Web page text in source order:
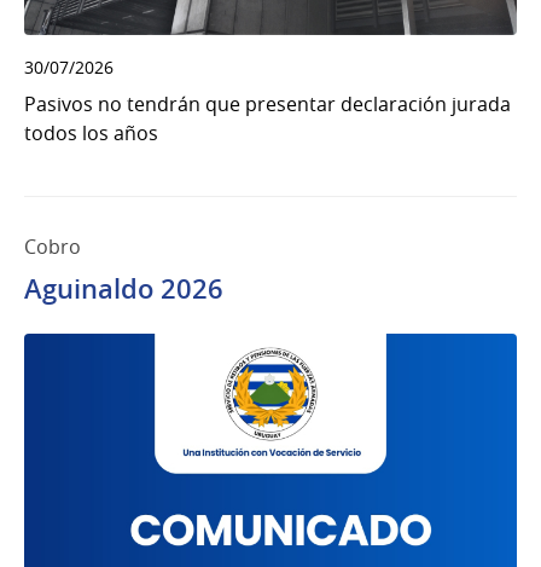
30/07/2026
Pasivos no tendrán que presentar declaración jurada
todos los años
Cobro
Aguinaldo 2026